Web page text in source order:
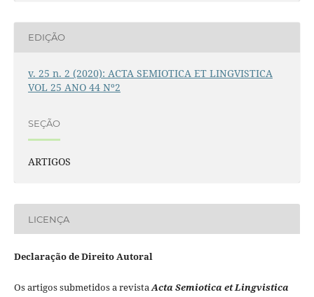
EDIÇÃO
v. 25 n. 2 (2020): ACTA SEMIOTICA ET LINGVISTICA
VOL 25 ANO 44 Nº2
SEÇÃO
ARTIGOS
LICENÇA
Declaração de Direito Autoral
Os artigos submetidos a revistaActa Semiotica et Lingvistica